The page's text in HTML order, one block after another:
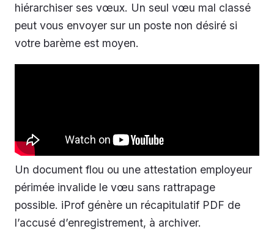
hiérarchiser ses vœux. Un seul vœu mal classé
peut vous envoyer sur un poste non désiré si
votre barème est moyen.
Un document flou ou une attestation employeur
périmée invalide le vœu sans rattrapage
possible. iProf génère un récapitulatif PDF de
l’accusé d’enregistrement, à archiver.